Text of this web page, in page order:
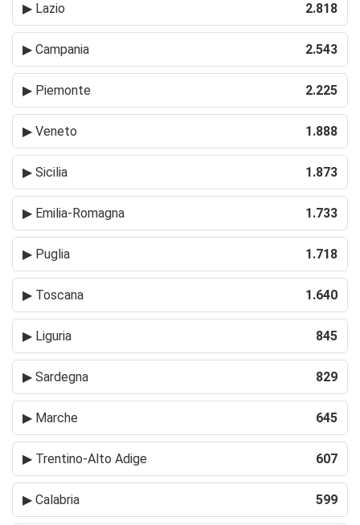
▶ Lazio 2.818
▶ Campania 2.543
▶ Piemonte 2.225
▶ Veneto 1.888
▶ Sicilia 1.873
▶ Emilia-Romagna 1.733
▶ Puglia 1.718
▶ Toscana 1.640
▶ Liguria 845
▶ Sardegna 829
▶ Marche 645
▶ Trentino-Alto Adige 607
▶ Calabria 599